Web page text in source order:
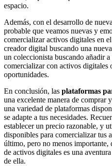
espacio.
Además, con el desarrollo de
probable que veamos nuevas y
comercializar activos digitales en
creador digital buscando una
un coleccionista buscando añadir
comercializar con activos digitales
oportunidades.
En conclusión, las plataformas
una excelente manera de comprar
una variedad de plataformas
se adapte a tus necesidades.
establecer un precio razonable, y
disponibles para comercializar tus
último, pero no menos
de activos digitales es una
de ella.